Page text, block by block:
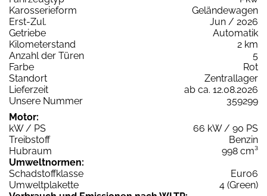
Karosserieform
Geländewagen
Erst-Zul.
Jun / 2026
Getriebe
Automatik
Kilometerstand
2 km
Anzahl der Türen
5
Farbe
Rot
Standort
Zentrallager
Lieferzeit
ab ca. 12.08.2026
Unsere Nummer
359299
Motor:
kW / PS
66 kW / 90 PS
Treibstoff
Benzin
Hubraum
998 cm³
Umweltnormen:
Schadstoffklasse
Euro6
Umweltplakette
4 (Green)